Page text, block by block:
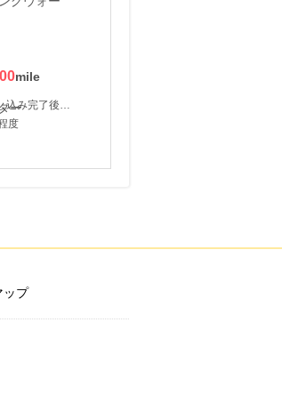
条件 : お申し込み完了後、決済登録完了と1ヶ月以内のサーバー初回設置。
度
ップ